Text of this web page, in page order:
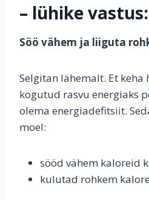
– lühike vastus:
Söö vähem ja liiguta
Selgitan lähemalt. Et keha
kogutud rasvu energiaks
olema energiadefitsiit.
moel:
sööd vähem kaloreid
kulutad rohkem